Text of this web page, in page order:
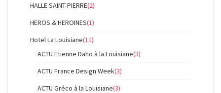
HALLE SAINT-PIERRE(2)
HEROS & HEROINES(1)
Hotel La Louisiane(11)
ACTU Etienne Daho à la Louisiane(3)
ACTU France Design Week(3)
ACTU Gréco à la Louisiane(3)